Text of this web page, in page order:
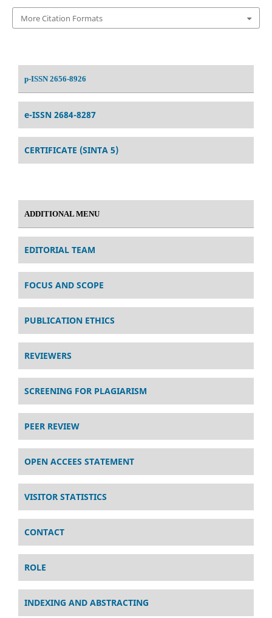
More Citation Formats
p-ISSN 2656-8926
e-ISSN 2684-8287
CERTIFICATE (SINTA 5)
ADDITIONAL MENU
EDITORIAL TEAM
FOCUS AND SCOPE
PUBLICATION ETHICS
REVIEWERS
SCREENING FOR PLAGIARISM
PEER REVIEW
OPEN ACCEES STATEMENT
VISITOR STATISTICS
CONTACT
ROLE
INDEXING AND ABSTRACTING